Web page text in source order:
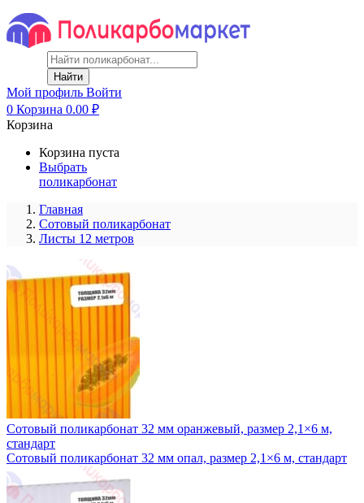
Найти
Мой профиль Войти
0 Корзина 0.00 ₽
Корзина
Корзина пуста
Выбрать
поликарбонат
Главная
Сотовый поликарбонат
Листы 12 метров
Сотовый поликарбонат 32 мм оранжевый, размер 2,1×6 м,
стандарт
Сотовый поликарбонат 32 мм опал, размер 2,1×6 м, стандарт